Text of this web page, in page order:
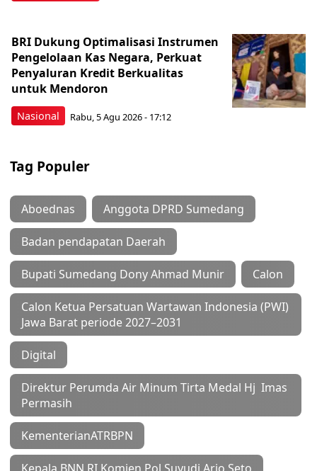
Nasional
BRI Dukung Optimalisasi Instrumen
Pengelolaan Kas Negara, Perkuat
Penyaluran Kredit Berkualitas
untuk Mendoron
Rabu, 5 Agu 2026 - 17:12
Tag Populer
Aboednas Anggota DPRD Sumedang
Badan pendapatan Daerah
Bupati Sumedang Dony Ahmad Munir Calon
Calon Ketua Persatuan Wartawan Indonesia (PWI)
Jawa Barat periode 2027–2031
Digital
Direktur Perumda Air Minum Tirta Medal Hj Imas
Permasih
KementerianATRBPN